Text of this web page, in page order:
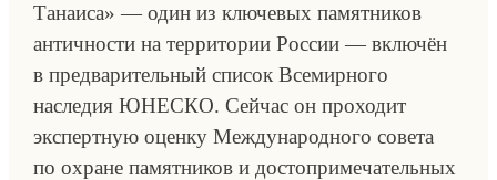
Танаиса» — один из ключевых памятников
античности на территории России — включён
в предварительный список Всемирного
наследия ЮНЕСКО. Сейчас он проходит
экспертную оценку Международного совета
по охране памятников и достопримечательных